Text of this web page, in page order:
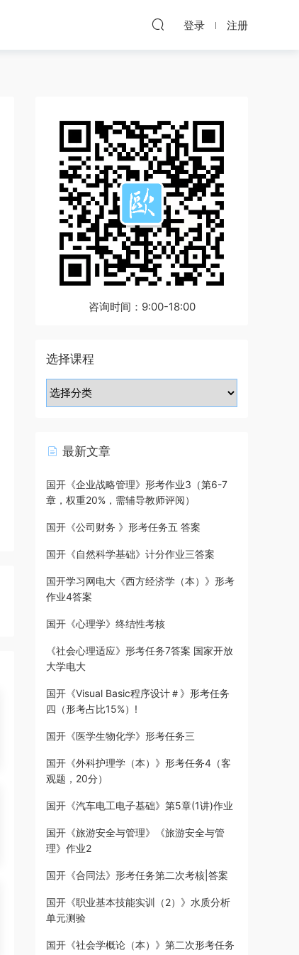
登录 注册
咨询时间：9:00-18:00
选择课程
最新文章
国开《企业战略管理》形考作业3（第6-7
章，权重20%，需辅导教师评阅）
国开《公司财务 》形考任务五 答案
国开《自然科学基础》计分作业三答案
国开学习网电大《西方经济学（本）》形考
作业4答案
国开《心理学》终结性考核
《社会心理适应》形考任务7答案 国家开放
大学电大
国开《Visual Basic程序设计＃》形考任务
四（形考占比15%）!
国开《医学生物化学》形考任务三
国开《外科护理学（本）》形考任务4（客
观题，20分）
国开《汽车电工电子基础》第5章(1讲)作业
国开《旅游安全与管理》《旅游安全与管
理》作业2
国开《合同法》形考任务第二次考核|答案
国开《职业基本技能实训（2）》水质分析
单元测验
国开《社会学概论（本）》第二次形考任务